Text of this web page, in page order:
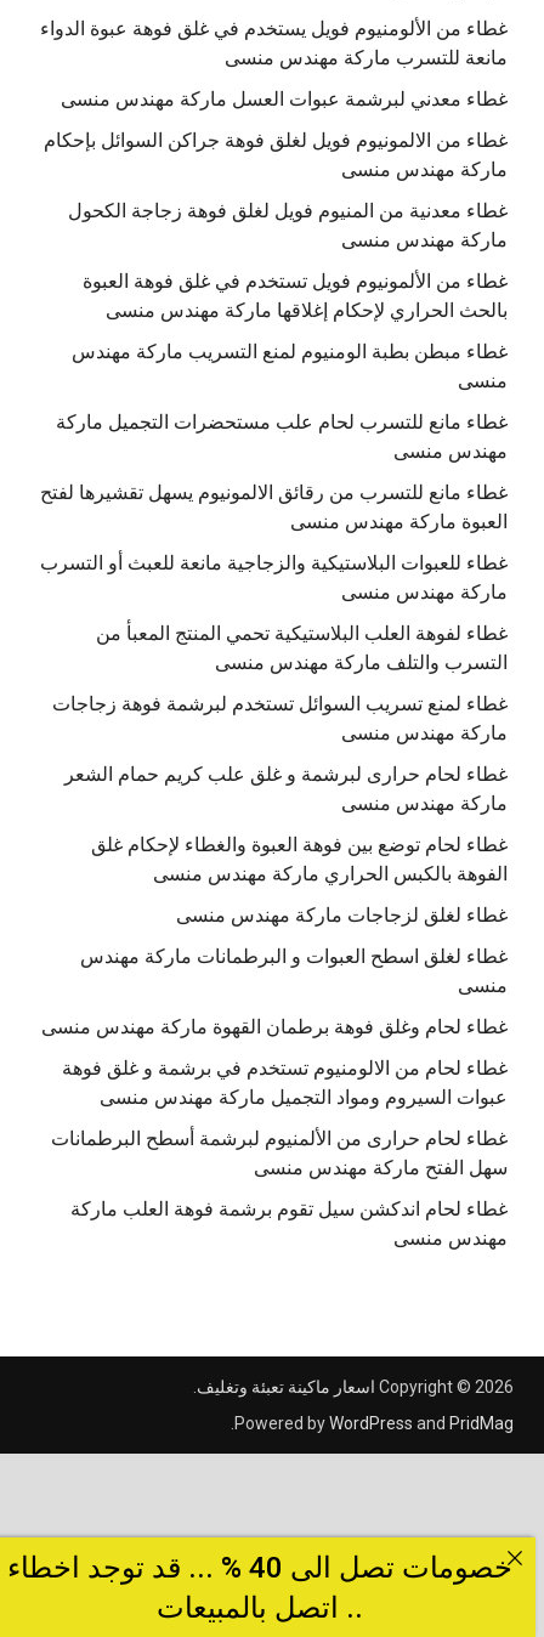
غطاء من الألومنيوم فويل يستخدم في غلق فوهة عبوة الدواء
مانعة للتسرب ماركة مهندس منسى
غطاء معدني لبرشمة عبوات العسل ماركة مهندس منسى
غطاء من الالمونيوم فويل لغلق فوهة جراكن السوائل بإحكام
ماركة مهندس منسى
غطاء معدنية من المنيوم فويل لغلق فوهة زجاجة الكحول
ماركة مهندس منسى
غطاء من الألمونيوم فويل تستخدم في غلق فوهة العبوة
بالحث الحراري لإحكام إغلاقها ماركة مهندس منسى
غطاء مبطن بطبة الومنيوم لمنع التسريب ماركة مهندس
منسى
غطاء مانع للتسرب لحام علب مستحضرات التجميل ماركة
مهندس منسى
غطاء مانع للتسرب من رقائق الالمونيوم يسهل تقشيرها لفتح
العبوة ماركة مهندس منسى
غطاء للعبوات البلاستيكية والزجاجية مانعة للعبث أو التسرب
ماركة مهندس منسى
غطاء لفوهة العلب البلاستيكية تحمي المنتج المعبأ من
التسرب والتلف ماركة مهندس منسى
غطاء لمنع تسريب السوائل تستخدم لبرشمة فوهة زجاجات
ماركة مهندس منسى
غطاء لحام حرارى لبرشمة و غلق علب كريم حمام الشعر
ماركة مهندس منسى
غطاء لحام توضع بين فوهة العبوة والغطاء لإحكام غلق
الفوهة بالكبس الحراري ماركة مهندس منسى
غطاء لغلق لزجاجات ماركة مهندس منسى
غطاء لغلق اسطح العبوات و البرطمانات ماركة مهندس
منسى
غطاء لحام وغلق فوهة برطمان القهوة ماركة مهندس منسى
غطاء لحام من الالومنيوم تستخدم في برشمة و غلق فوهة
عبوات السيروم ومواد التجميل ماركة مهندس منسى
غطاء لحام حرارى من الألمنيوم لبرشمة أسطح البرطمانات
سهل الفتح ماركة مهندس منسى
غطاء لحام اندكشن سيل تقوم برشمة فوهة العلب ماركة
مهندس منسى
Copyright © 2026اسعار ماكينة تعبئة وتغليف
Powered byWordPressandPridMag
.
خصومات تصل الى 40 % ... قد توجد اخطاء
.. اتصل بالمبيعات